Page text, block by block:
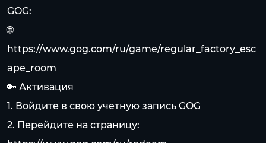
GOG:
🌐
https://www.gog.com/ru/game/regular_factory_esc
ape_room
🔑 Активация
1. Войдите в свою учетную запись GOG
2. Перейдите на страницу: